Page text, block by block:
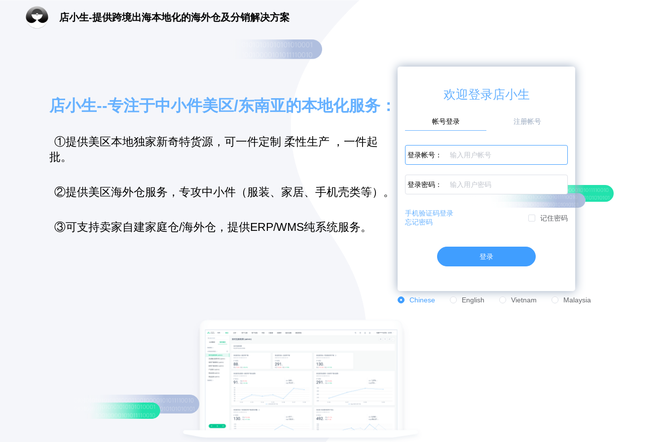
店小生-提供跨境出海本地化的海外仓及分销解决方案
店小生--专注于中小件美区/东南亚的本地化服务：
①提供美区本地独家新奇特货源，可一件定制 柔性生产 ，一件起
批。
②提供美区海外仓服务，专攻中小件（服装、家居、手机壳类等）。
③可支持卖家自建家庭仓/海外仓，提供ERP/WMS纯系统服务。
欢迎登录店小生
帐号登录 注册帐号
登录帐号：
登录密码：
手机验证码登录
忘记密码
记住密码
登录
Chinese English Vietnam Malaysia